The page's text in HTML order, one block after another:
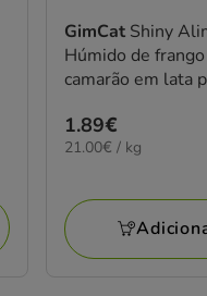
GimCat Shiny
Húmido de frango e
camarão em lata
Preço
1.89€
1.89€
21.00€
21.00€ / kg